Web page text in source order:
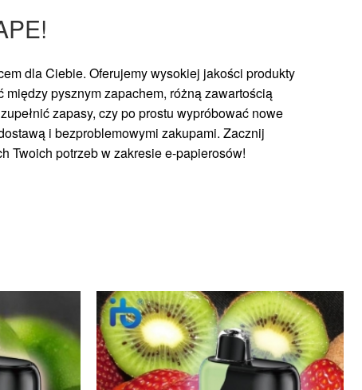
dla Ciebie. Oferujemy wysokiej jakości produkty
pysznym zapachem, różną zawartością
zapasy, czy po prostu wypróbować nowe
i bezproblemowymi zakupami. Zacznij
Twoich potrzeb w zakresie e-papierosów!